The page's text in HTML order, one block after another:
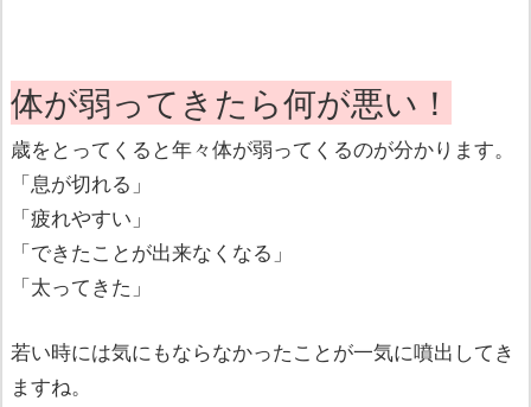
体が弱ってきたら何が悪い！
歳をとってくると年々体が弱ってくるのが分かります。
「息が切れる」
「疲れやすい」
「できたことが出来なくなる」
「太ってきた」
若い時には気にもならなかったことが一気に噴出してき
ますね。